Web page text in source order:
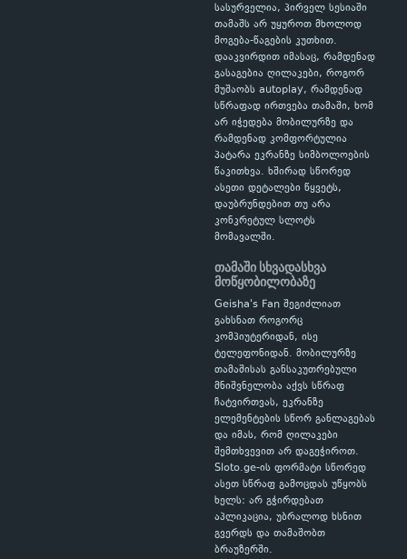
სასურველია, პირველ სესიაში
თამაშს არ უყუროთ მხოლოდ
მოგება-წაგების კუთხით.
დააკვირდით იმასაც, რამდენად
გასაგებია ღილაკები, როგორ
მუშაობს autoplay, რამდენად
სწრაფად ირთვება თამაში, ხომ
არ იჭედება მობილურზე და
რამდენად კომფორტულია
პატარა ეკრანზე სიმბოლოების
წაკითხვა. ხშირად სწორედ
ასეთი დეტალები წყვეტს,
დაუბრუნდებით თუ არა
კონკრეტულ სლოტს
მომავალში.
თამაში სხვადასხვა
მოწყობილობაზე
Geisha's Fan შეგიძლიათ
გახსნათ როგორც
კომპიუტერიდან, ისე
ტელეფონიდან. მობილურზე
თამაშისას განსაკუთრებული
მნიშვნელობა აქვს სწრაფ
ჩატვირთვას, ეკრანზე
ელემენტების სწორ განლაგებას
და იმას, რომ ღილაკები
შემთხვევით არ დაგეჭიროთ.
Sloto.ge-ის ფორმატი სწორედ
ასეთ სწრაფ გამოცდას უწყობს
ხელს: არ გჭირდებათ
აპლიკაცია, უბრალოდ ხსნით
გვერდს და თამაშობთ
ბრაუზერში.